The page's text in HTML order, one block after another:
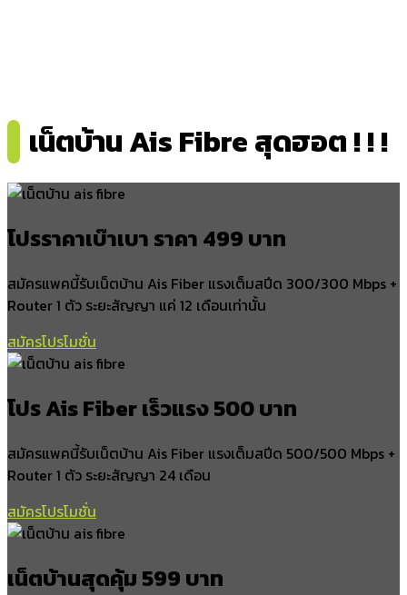
เน็ตบ้าน Ais Fibre สุดฮอต ! ! !
โปรราคาเบ๊าเบา ราคา 499 บาท
สมัครแพคนี้รับเน็ตบ้าน Ais Fiber แรงเต็มสปีด 300/300 Mbps +
Router 1 ตัว ระยะสัญญา แค่ 12 เดือนเท่านั้น
สมัครโปรโมชั่น
โปร Ais Fiber เร็วแรง 500 บาท
สมัครแพคนี้รับเน็ตบ้าน Ais Fiber แรงเต็มสปีด 500/500 Mbps +
Router 1 ตัว ระยะสัญญา 24 เดือน
สมัครโปรโมชั่น
เน็ตบ้านสุดคุ้ม 599 บาท